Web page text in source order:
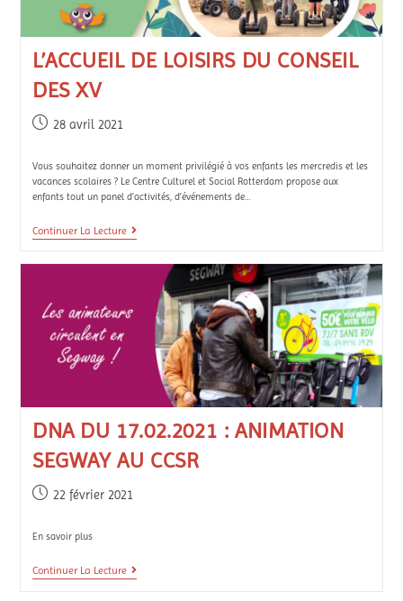
L’ACCUEIL DE LOISIRS DU CONSEIL
DES XV
28 avril 2021
Vous souhaitez donner un moment privilégié à vos enfants les mercredis et les
vacances scolaires ? Le Centre Culturel et Social Rotterdam propose aux
enfants tout un panel d’activités, d’événements de…
Continuer La Lecture
DNA DU 17.02.2021 : ANIMATION
SEGWAY AU CCSR
22 février 2021
En savoir plus
Continuer La Lecture